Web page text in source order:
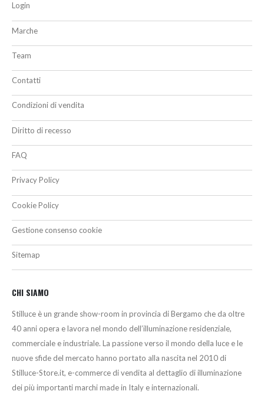
Login
Marche
Team
Contatti
Condizioni di vendita
Diritto di recesso
FAQ
Privacy Policy
Cookie Policy
Gestione consenso cookie
Sitemap
CHI SIAMO
Stilluce è un grande show-room in provincia di Bergamo che da oltre
40 anni opera e lavora nel mondo dell’illuminazione residenziale,
commerciale e industriale. La passione verso il mondo della luce e le
nuove sfide del mercato hanno portato alla nascita nel 2010 di
Stilluce-Store.it, e-commerce di vendita al dettaglio di illuminazione
dei più importanti marchi made in Italy e internazionali.